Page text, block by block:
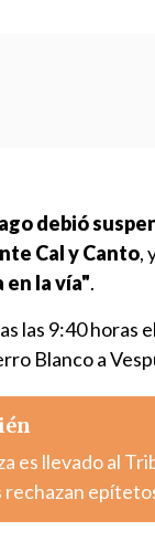
debió
Cal y Canto,
en la vía".
las 9:40
Blanco a
es llevado al
rechazan